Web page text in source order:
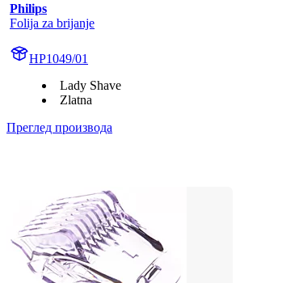
Philips
Folija za brijanje
HP1049/01
Lady Shave
Zlatna
Преглед производа